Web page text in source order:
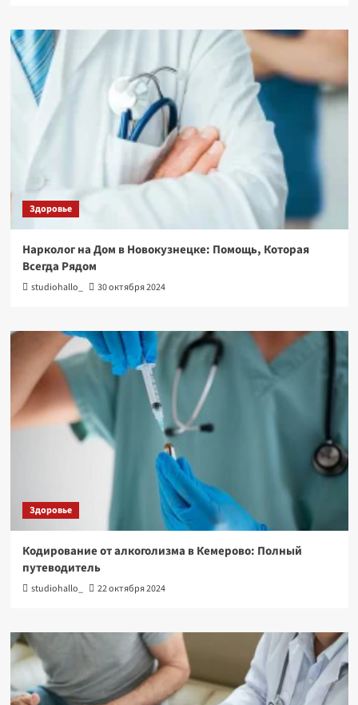
Здоровье
Нарколог на Дом в Новокузнецке: Помощь, Которая
Всегда Рядом
studiohallo_ 30 октября 2024
Здоровье
Кодирование от алкоголизма в Кемерово: Полный
путеводитель
studiohallo_ 22 октября 2024